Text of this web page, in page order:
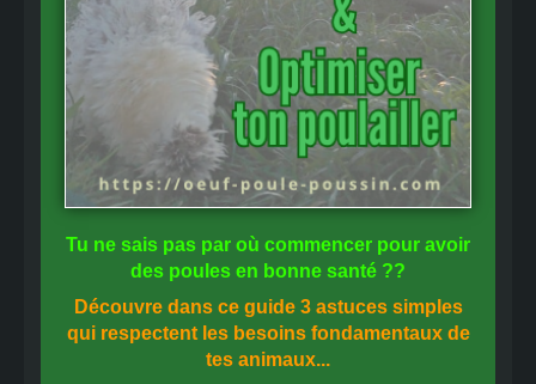
Tu ne sais pas par où commencer pour avoir
des poules en bonne santé ??
Découvre dans ce guide 3 astuces simples
qui respectent les besoins fondamentaux de
tes animaux...